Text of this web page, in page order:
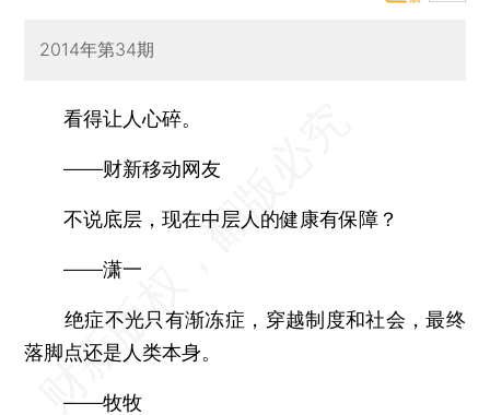
2014年第34期
看得让人心碎。
——财新移动网友
不说底层，现在中层人的健康有保障？
——潇一
绝症不光只有渐冻症，穿越制度和社会，最终
落脚点还是人类本身。
——牧牧